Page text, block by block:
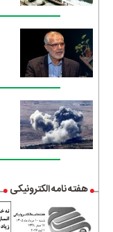
هفته نامه الکترونیکی